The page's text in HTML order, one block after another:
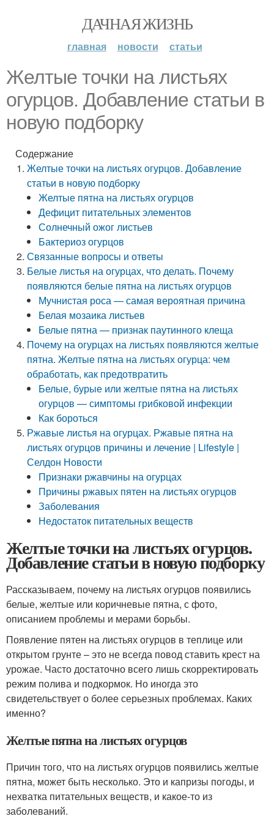
ДАЧНАЯ ЖИЗНЬ
главная новости статьи
Желтые точки на листьях
огурцов. Добавление статьи в
новую подборку
Содержание
Желтые точки на листьях огурцов. Добавление
статьи в новую подборку
Желтые пятна на листьях огурцов
Дефицит питательных элементов
Солнечный ожог листьев
Бактериоз огурцов
Связанные вопросы и ответы
Белые листья на огурцах, что делать. Почему
появляются белые пятна на листьях огурцов
Мучнистая роса — самая вероятная причина
Белая мозаика листьев
Белые пятна — признак паутинного клеща
Почему на огурцах на листьях появляются желтые
пятна. Желтые пятна на листьях огурца: чем
обработать, как предотвратить
Белые, бурые или желтые пятна на листьях
огурцов — симптомы грибковой инфекции
Как бороться
Ржавые листья на огурцах. Ржавые пятна на
листьях огурцов причины и лечение | Lifestyle |
Селдон Новости
Признаки ржавчины на огурцах
Причины ржавых пятен на листьях огурцов
Заболевания
Недостаток питательных веществ
Желтые точки на листьях огурцов.
Добавление статьи в новую подборку
Рассказываем, почему на листьях огурцов появились
белые, желтые или коричневые пятна, с фото,
описанием проблемы и мерами борьбы.
Появление пятен на листьях огурцов в теплице или
открытом грунте – это не всегда повод ставить крест на
урожае. Часто достаточно всего лишь скорректировать
режим полива и подкормок. Но иногда это
свидетельствует о более серьезных проблемах. Каких
именно?
Желтые пятна на листьях огурцов
Причин того, что на листьях огурцов появились желтые
пятна, может быть несколько. Это и капризы погоды, и
нехватка питательных веществ, и какое-то из
заболеваний.